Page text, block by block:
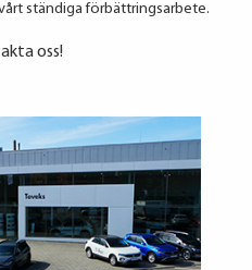
ständiga förbättringsarbete.
oss!